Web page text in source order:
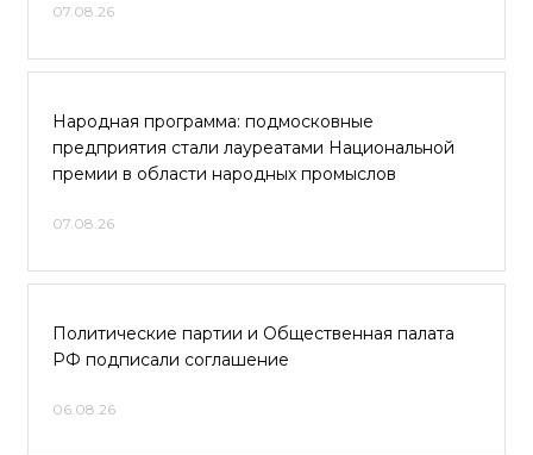
07.08.26
Народная программа: подмосковные
предприятия стали лауреатами Национальной
премии в области народных промыслов
07.08.26
Политические партии и Общественная палата
РФ подписали соглашение
06.08.26